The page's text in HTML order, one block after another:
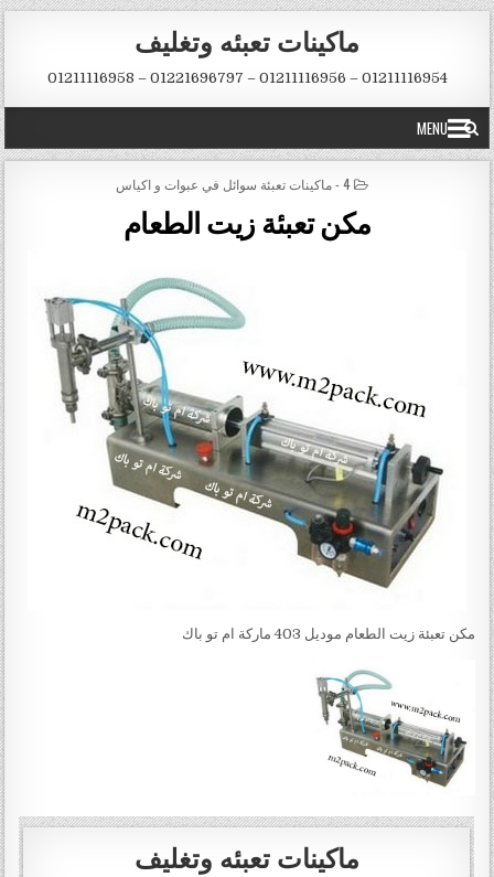
Skip to content
ماكينات تعبئه وتغليف
01211116954 – 01211116956 – 01221696797 – 01211116958
MENU
POSTED IN
4 - ماكينات تعبئة سوائل في عبوات و اكياس
مكن تعبئة زيت الطعام
مكن تعبئة زيت الطعام موديل 403 ماركة ام تو باك